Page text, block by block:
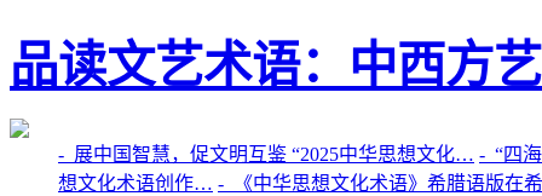
品读文艺术语：中西方
- 展中国智慧，促文明互鉴 “2025中华思想文化… - “四
想文化术语创作… - 《中华思想文化术语》希腊语版在